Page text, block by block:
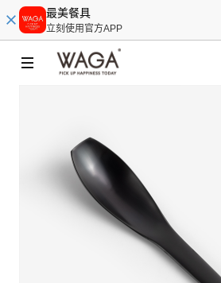
最美餐具
立刻使用官方APP